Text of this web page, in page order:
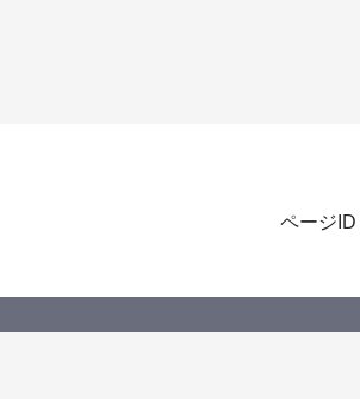
ページ